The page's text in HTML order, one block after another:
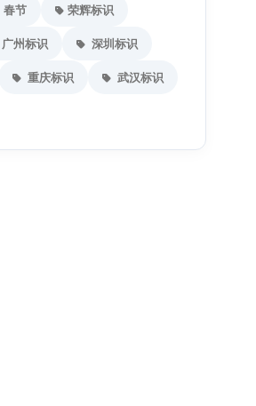
春节 荣辉标识
广州标识 深圳标识
重庆标识 武汉标识